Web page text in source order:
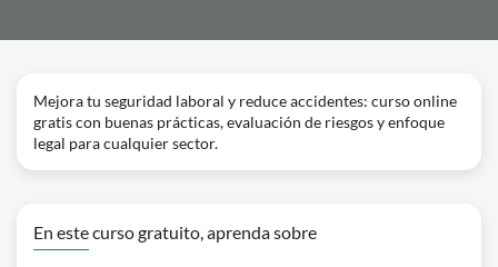
Mejora tu seguridad laboral y reduce accidentes: curso online
gratis con buenas prácticas, evaluación de riesgos y enfoque
legal para cualquier sector.
En este curso gratuito, aprenda sobre